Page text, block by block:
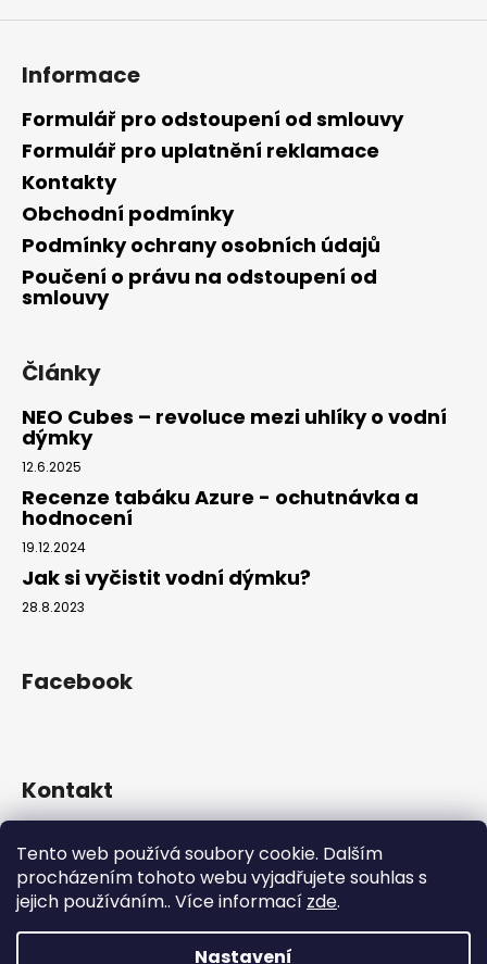
Tento web používá soubory cookie. Dalším
procházením tohoto webu vyjadřujete souhlas s
jejich používáním.. Více informací zde.
Nastavení
Informace
Formulář pro odstoupení od smlouvy
Formulář pro uplatnění reklamace
Kontakty
Obchodní podmínky
Podmínky ochrany osobních údajů
Poučení o právu na odstoupení od
smlouvy
Články
NEO Cubes – revoluce mezi uhlíky o vodní
dýmky
12.6.2025
Recenze tabáku Azure - ochutnávka a
hodnocení
19.12.2024
Jak si vyčistit vodní dýmku?
28.8.2023
Facebook
Kontakt
+420 739 522 572
hookah_gang.cz/